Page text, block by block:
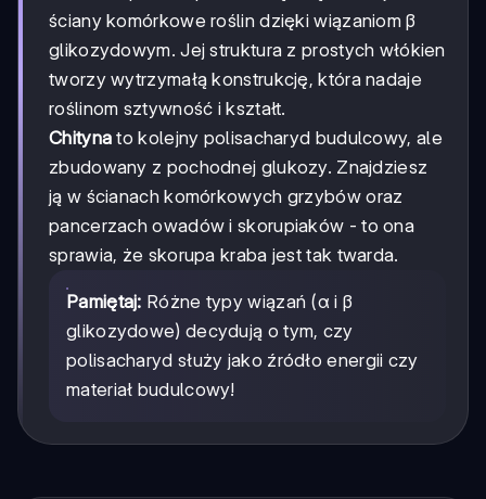
ściany komórkowe roślin dzięki wiązaniom β
glikozydowym. Jej struktura z prostych włókien
tworzy wytrzymałą konstrukcję, która nadaje
roślinom sztywność i kształt.
Chityna to kolejny polisacharyd budulcowy, ale
zbudowany z pochodnej glukozy. Znajdziesz
ją w ścianach komórkowych grzybów oraz
pancerzach owadów i skorupiaków - to ona
sprawia, że skorupa kraba jest tak twarda.
Pamiętaj: Różne typy wiązań (α i β
glikozydowe) decydują o tym, czy
polisacharyd służy jako źródło energii czy
materiał budulcowy!